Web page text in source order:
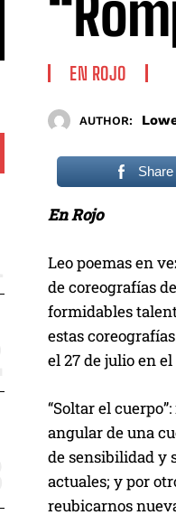
EN ROJO
AUTHOR:
En Rojo
Leo poemas en
de coreografías
formidables
estas
el 27 de julio en
“Soltar el
angular de una
de sensibilidad y
actuales; y por
reubicarnos